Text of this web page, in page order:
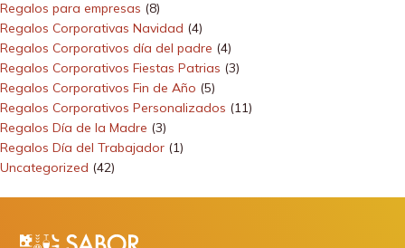
Regalos para empresas (8)
Regalos Corporativas Navidad (4)
Regalos Corporativos día del padre (4)
Regalos Corporativos Fiestas Patrias (3)
Regalos Corporativos Fin de Año (5)
Regalos Corporativos Personalizados (11)
Regalos Día de la Madre (3)
Regalos Día del Trabajador (1)
Uncategorized (42)